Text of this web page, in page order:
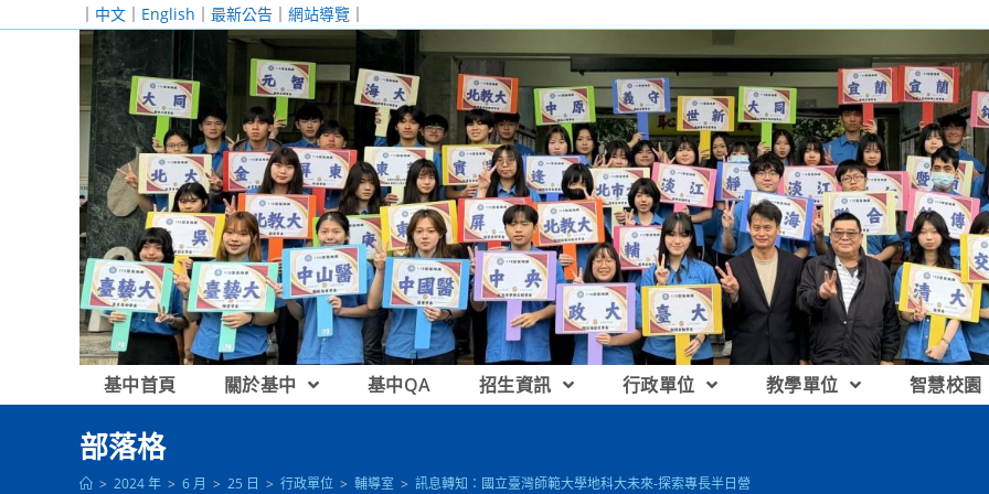
｜ 中文 ｜ English ｜ 最新公告 ｜ 網站導覽 ｜
基中首頁 關於基中 基中QA 招生資訊 行政單位 教學單位 智慧校園
部落格
> 2024 年 > 6 月 > 25 日 > 行政單位 > 輔導室 > 訊息轉知：國立臺灣師範大學地科大未來-探索專長半日營